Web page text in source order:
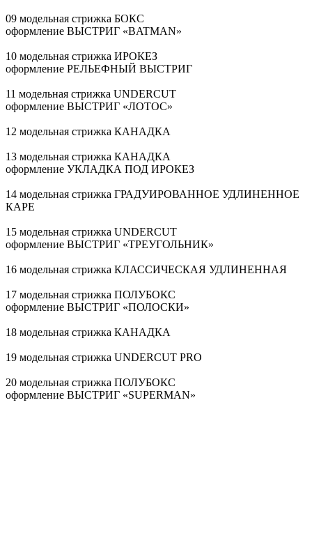
09 модельная стрижка БОКС
оформление ВЫСТРИГ «BATMAN»
10 модельная стрижка ИРОКЕЗ
оформление РЕЛЬЕФНЫЙ ВЫСТРИГ
11 модельная стрижка UNDERCUT
оформление ВЫСТРИГ «ЛОТОС»
12 модельная стрижка КАНАДКА
13 модельная стрижка КАНАДКА
оформление УКЛАДКА ПОД ИРОКЕЗ
14 модельная стрижка ГРАДУИРОВАННОЕ УДЛИНЕННОЕ
КАРЕ
15 модельная стрижка UNDERCUT
оформление ВЫСТРИГ «ТРЕУГОЛЬНИК»
16 модельная стрижка КЛАССИЧЕСКАЯ УДЛИНЕННАЯ
17 модельная стрижка ПОЛУБОКС
оформление ВЫСТРИГ «ПОЛОСКИ»
18 модельная стрижка КАНАДКА
19 модельная стрижка UNDERCUT PRO
20 модельная стрижка ПОЛУБОКС
оформление ВЫСТРИГ «SUPERMAN»